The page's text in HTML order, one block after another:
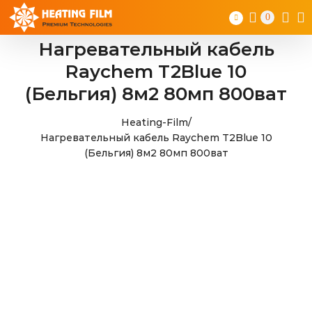
Skip
content
0
Нагревательный кабель
Raychem T2Blue 10
(Бельгия) 8м2 80мп 800ват
Heating-Film/
Нагревательный кабель Raychem T2Blue 10
(Бельгия) 8м2 80мп 800ват